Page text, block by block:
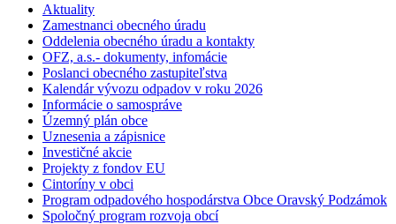
Aktuality
Zamestnanci obecného úradu
Oddelenia obecného úradu a kontakty
OFZ, a.s.- dokumenty, infomácie
Poslanci obecného zastupiteľstva
Kalendár vývozu odpadov v roku 2026
Informácie o samospráve
Územný plán obce
Uznesenia a zápisnice
Investičné akcie
Projekty z fondov EU
Cintoríny v obci
Program odpadového hospodárstva Obce Oravský Podzámok
Spoločný program rozvoja obcí